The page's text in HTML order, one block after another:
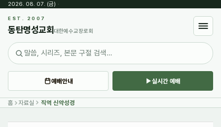
2026. 08. 07. (금) ·
EST. 2007
동탄명성교회 대한예수교장로회
예배안내 실시간 예배
홈 자료실 직역 신약성경
Sketchbook5, 스케치북5
Sketchbook5, 스케치북5